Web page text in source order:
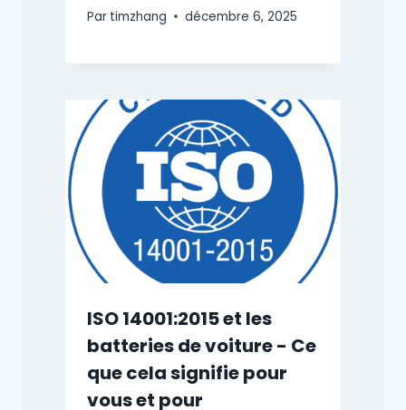
Par timzhang décembre 6, 2025
ISO 14001:2015 et les
batteries de voiture - Ce
que cela signifie pour
vous et pour